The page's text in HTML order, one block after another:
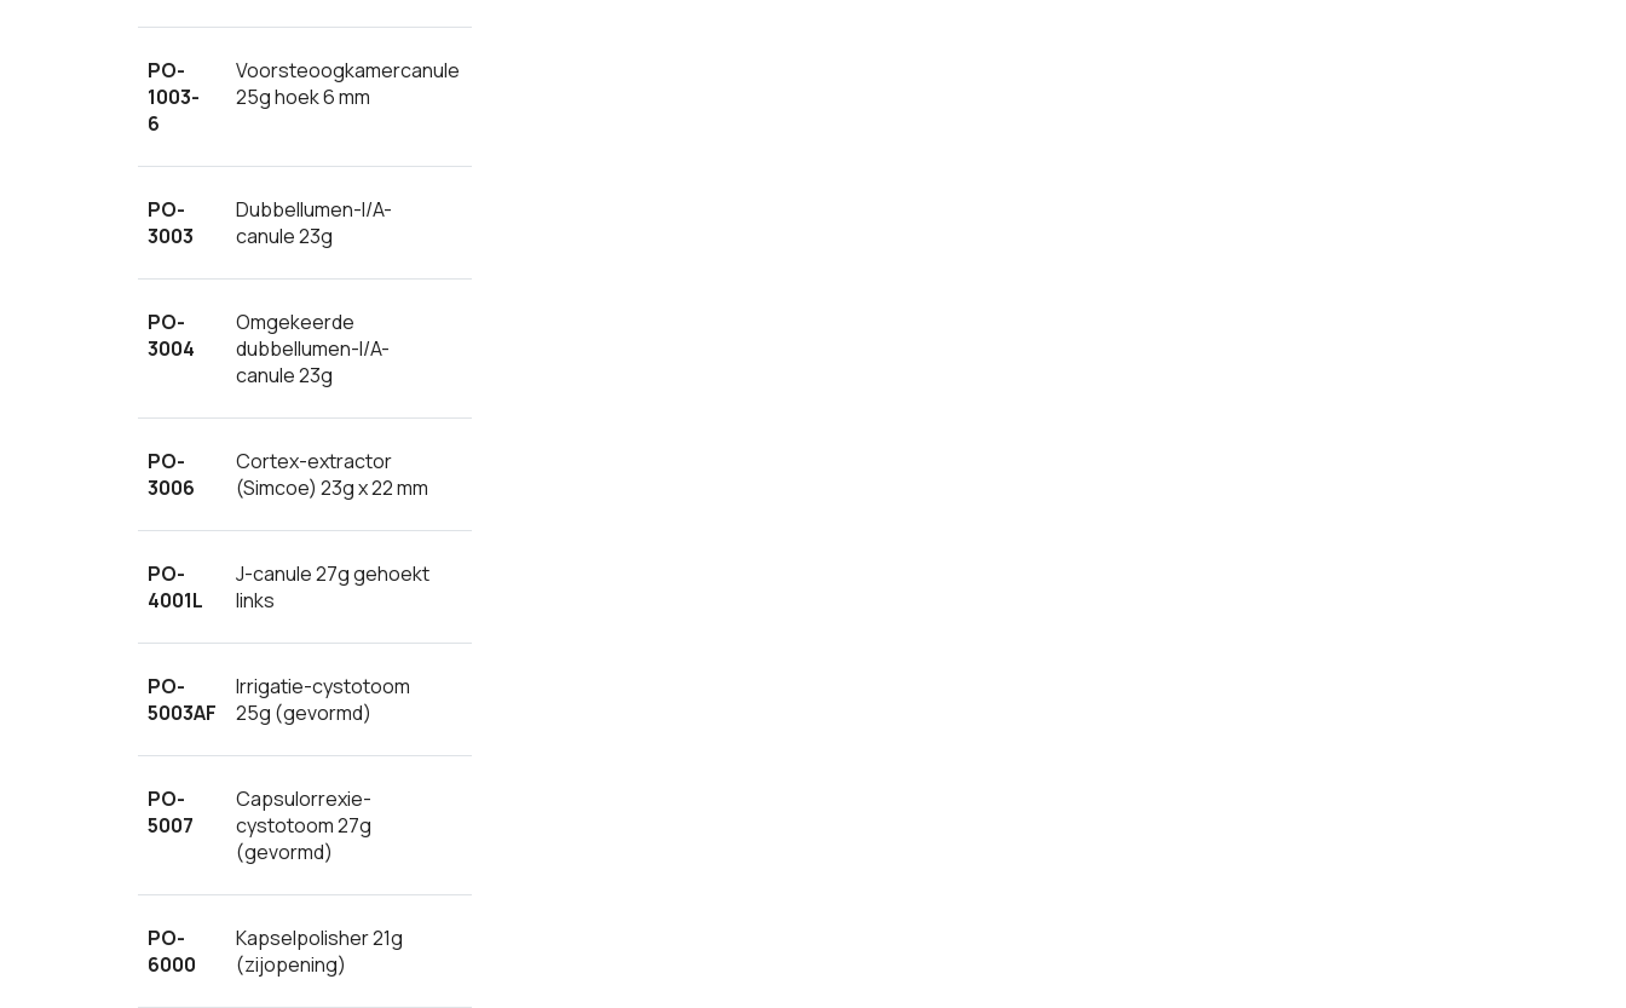
PO-
1003-
6
Voorsteoogkamercanule
25g hoek 6 mm
PO-
3003
Dubbellumen-I/A-
canule 23g
PO-
3004
Omgekeerde
dubbellumen-I/A-
canule 23g
PO-
3006
Cortex-extractor
(Simcoe) 23g x 22 mm
PO-
4001L
J-canule 27g gehoekt
links
PO-
5003AF
Irrigatie-cystotoom
25g (gevormd)
PO-
5007
Capsulorrexie-
cystotoom 27g
(gevormd)
PO-
6000
Kapselpolisher 21g
(zijopening)